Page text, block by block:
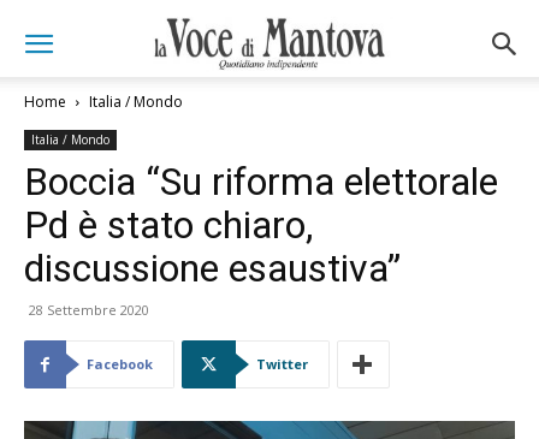
Home Italia / Mondo
Italia / Mondo
Boccia “Su riforma elettorale
Pd è stato chiaro,
discussione esaustiva”
28 Settembre 2020
Facebook Twitter